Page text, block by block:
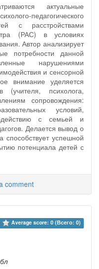
актуальные
педагогического
с расстройствами
(РАС) в условиях
Автор анализирует
потребности данной
нарушениями
и сенсорной
внимание уделяется
(учителя, психолога,
сопровождения:
условий,
с семьей и
Делается вывод о
способствует успешной
потенциала детей с
comment
Average score: 0 (Всего: 0)